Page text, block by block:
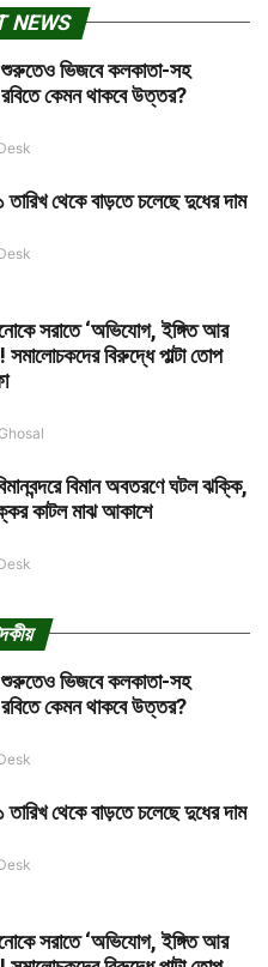
NEWS
শুরুতেও ভিজবে কলকাতা-সহ
রবিতে কেমন থাকবে উত্তর?
থেকে বাড়তে চলেছে দুধের দাম
সরাতে ‘অভিযোগ, ইঙ্গিত আর
বিরুদ্ধে পাল্টা তোপ
বিমান অবতরণে ঘটল ঝক্কি,
কাটল মাঝ আকাশে
শুরুতেও ভিজবে কলকাতা-সহ
রবিতে কেমন থাকবে উত্তর?
থেকে বাড়তে চলেছে দুধের দাম
সরাতে ‘অভিযোগ, ইঙ্গিত আর